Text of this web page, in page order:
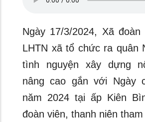
Ngày 17/3/2024, Xã
LHTN xã tổ chức ra quân
tình nguyện xây dựng
nâng cao gắn với Ngày
năm 2024 tại ấp Kiên
đoàn viên, thanh niên tham